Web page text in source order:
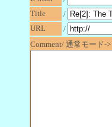
Title
/
URL
/
Comment/ 通常モード->